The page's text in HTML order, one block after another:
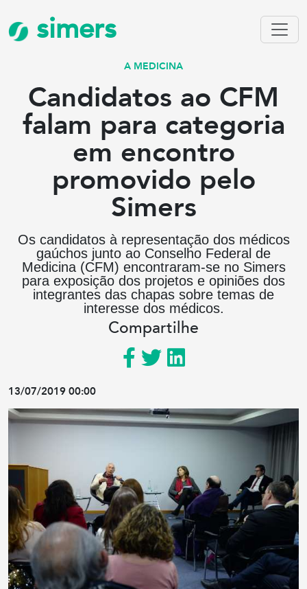
simers
A MEDICINA
Candidatos ao CFM
falam para categoria
em encontro
promovido pelo
Simers
Os candidatos à representação dos médicos
gaúchos junto ao Conselho Federal de
Medicina (CFM) encontraram-se no Simers
para exposição dos projetos e opiniões dos
integrantes das chapas sobre temas de
interesse dos médicos.
Compartilhe
13/07/2019 00:00